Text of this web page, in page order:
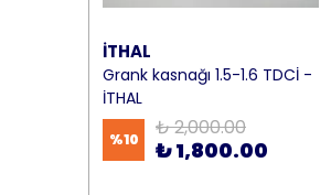
İTHAL
Grank kasnağı 1.5-1.6 TDCİ -
İTHAL
%10 ₺ 2,000.00
₺ 1,800.00